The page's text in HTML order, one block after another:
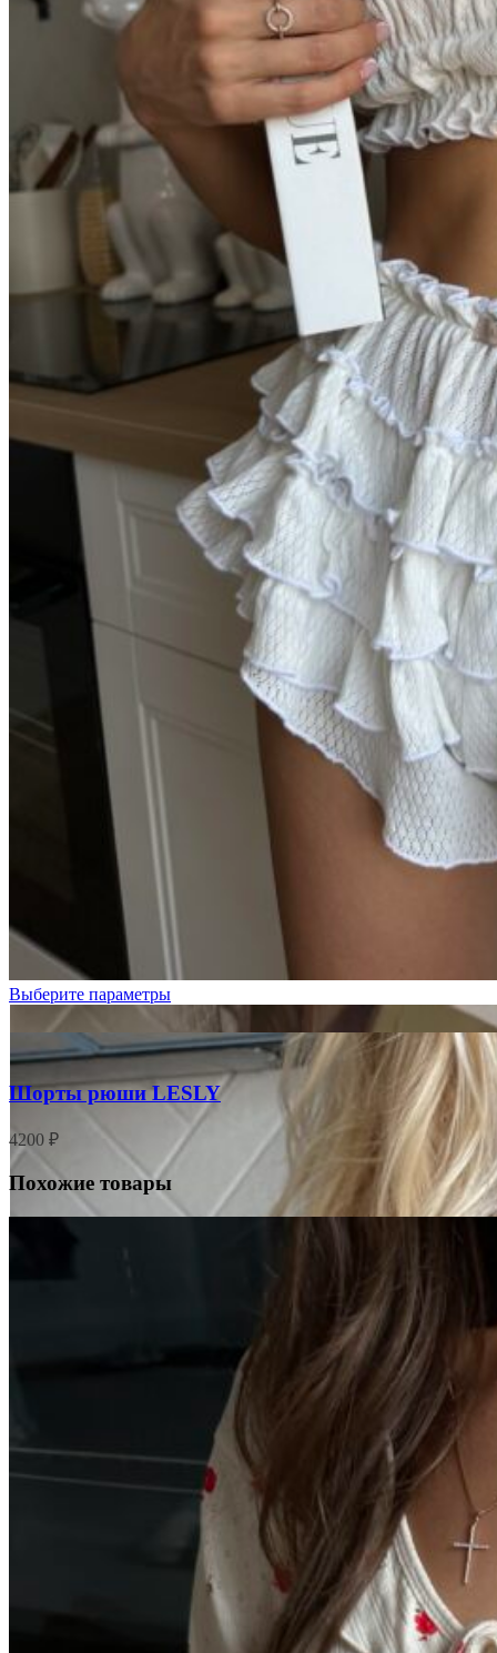
Выберите параметры
Шорты рюши LESLY
4200 ₽
Похожие товары